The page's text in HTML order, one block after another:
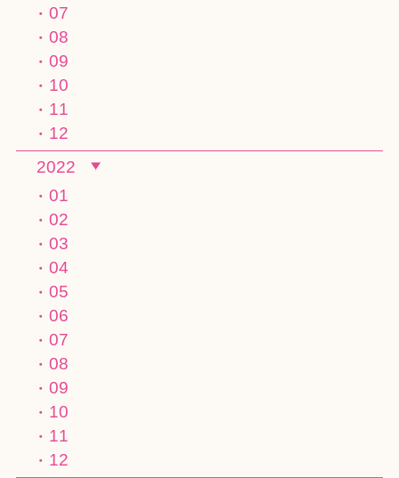
07
08
09
10
11
12
2022
01
02
03
04
05
06
07
08
09
10
11
12